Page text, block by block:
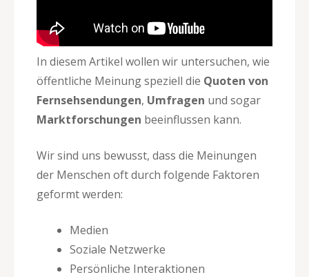
In diesem Artikel wollen wir untersuchen, wie
öffentliche Meinung speziell die Quoten von
Fernsehsendungen, Umfragen und sogar
Marktforschungen beeinflussen kann.
Wir sind uns bewusst, dass die Meinungen
der Menschen oft durch folgende Faktoren
geformt werden:
Medien
Soziale Netzwerke
Persönliche Interaktionen